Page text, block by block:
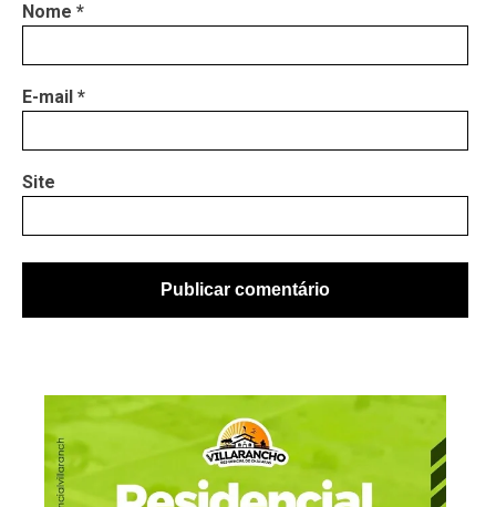
Nome *
E-mail *
Site